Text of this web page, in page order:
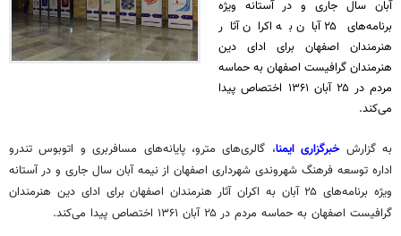
آبان سال جاری و در آستانه ویژه
برنامه‌های ۲۵ آبان به اکران آثار
هنرمندان اصفهان برای ادای دین
هنرمندان گرافیست اصفهان به حماسه
مردم در ۲۵ آبان ۱۳۶۱ اختصاص پیدا
می‌کند.
به گزارشخبرگزاری ایمنا، گالری‌های مترو، پایانه‌های مسافربری و اتوبوس تندرو
اداره توسعه فرهنگ شهروندی شهرداری اصفهان از نیمه آبان سال جاری و در آستانه
ویژه برنامه‌های ۲۵ آبان به اکران آثار هنرمندان اصفهان برای ادای دین هنرمندان
گرافیست اصفهان به حماسه مردم در ۲۵ آبان ۱۳۶۱ اختصاص پیدا می‌کند.